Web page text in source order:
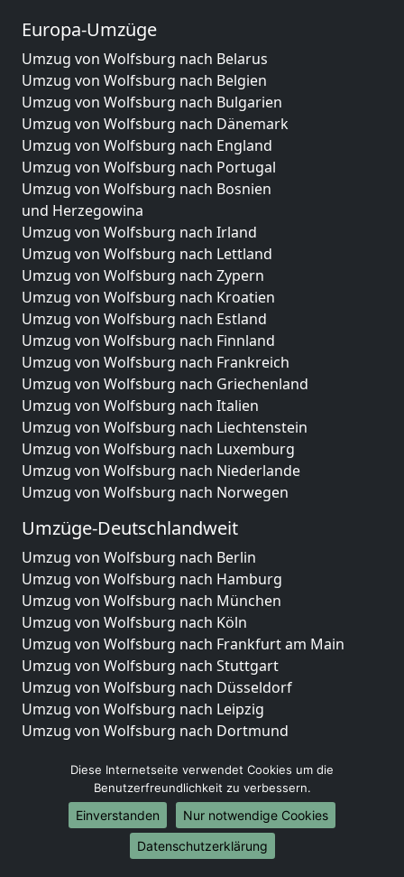
Europa-Umzüge
Umzug von Wolfsburg nach Belarus
Umzug von Wolfsburg nach Belgien
Umzug von Wolfsburg nach Bulgarien
Umzug von Wolfsburg nach Dänemark
Umzug von Wolfsburg nach England
Umzug von Wolfsburg nach Portugal
Umzug von Wolfsburg nach Bosnien
und Herzegowina
Umzug von Wolfsburg nach Irland
Umzug von Wolfsburg nach Lettland
Umzug von Wolfsburg nach Zypern
Umzug von Wolfsburg nach Kroatien
Umzug von Wolfsburg nach Estland
Umzug von Wolfsburg nach Finnland
Umzug von Wolfsburg nach Frankreich
Umzug von Wolfsburg nach Griechenland
Umzug von Wolfsburg nach Italien
Umzug von Wolfsburg nach Liechtenstein
Umzug von Wolfsburg nach Luxemburg
Umzug von Wolfsburg nach Niederlande
Umzug von Wolfsburg nach Norwegen
Umzüge-Deutschlandweit
Umzug von Wolfsburg nach Berlin
Umzug von Wolfsburg nach Hamburg
Umzug von Wolfsburg nach München
Umzug von Wolfsburg nach Köln
Umzug von Wolfsburg nach Frankfurt am Main
Umzug von Wolfsburg nach Stuttgart
Umzug von Wolfsburg nach Düsseldorf
Umzug von Wolfsburg nach Leipzig
Umzug von Wolfsburg nach Dortmund
Umzug von Wolfsburg nach Bremen
Umzug von Wolfsburg nach Dresden
Umzug von Wolfsburg nach Hannover
Umzug von Wolfsburg nach Nürnberg
Umzug von Wolfsburg nach Duisburg
Diese Internetseite verwendet Cookies um die
Benutzerfreundlichkeit zu verbessern.
Einverstanden
Nur notwendige Cookies
Datenschutzerklärung